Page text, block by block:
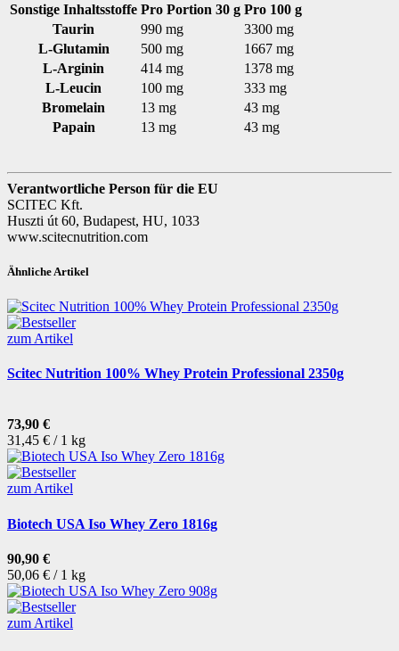
Sonstige Inhaltsstoffe Pro Portion 30 g Pro 100 g
Taurin
990 mg
3300 mg
L-Glutamin
500 mg
1667 mg
L-Arginin
414 mg
1378 mg
L-Leucin
100 mg
333 mg
Bromelain
13 mg
43 mg
Papain
13 mg 43 mg
Verantwortliche Person für die EU
SCITEC Kft.
Huszti út 60, Budapest, HU, 1033
www.scitecnutrition.com
Ähnliche Artikel
zum Artikel
Scitec Nutrition 100% Whey Protein Professional 2350g
73,90 €
31,45 € / 1 kg
zum Artikel
Biotech USA Iso Whey Zero 1816g
90,90 €
50,06 € / 1 kg
zum Artikel